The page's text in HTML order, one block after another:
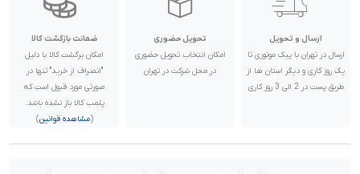
ارسال و تحویل
ارسال در تهران با پیک موتوری تا
یک روز کاری و دیگر استان ها از
طریق پست در 2 الی 3 روز کاری
تحویل حضوری
امکان انتخاب تحویل حضوری
در محل شرکت در تهران
ضمانت بازگشت کالا
امکان برگشت کالا با دلیل
"انصراف از خرید" تنها در
صورتی مورد قبول است که
پلمب کالا باز نشده باشد.
(مشاهده قوانین)